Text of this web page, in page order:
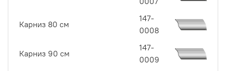
Карниз 80 см
147-
0008
Карниз 90 см
147-
0009